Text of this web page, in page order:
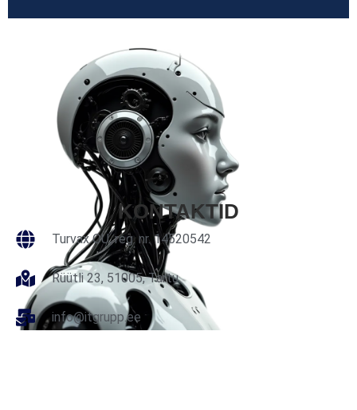
KONTAKTID
Turvax OÜ, reg. nr. 14520542
Rüütli 23, 51005, Tartu
info@itgrupp.ee